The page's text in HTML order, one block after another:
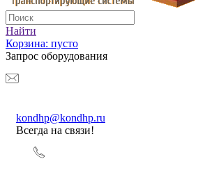
Найти
Корзина: пусто
Запрос оборудования
kondhp@kondhp.ru
Всегда на связи!